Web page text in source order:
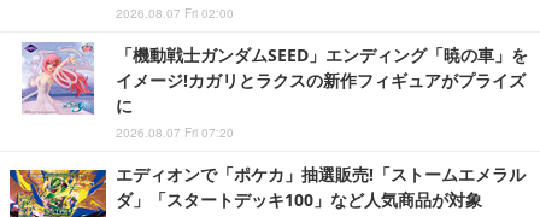
2026.08.07 Fri 02:00
「機動戦士ガンダムSEED」エンディング「暁の車」を
イメージ!カガリとラクスの新作フィギュアがプライズ
に
2026.08.07 Fri 07:20
エディオンで「ポケカ」抽選販売!「ストームエメラル
ダ」「スタートデッキ100」など人気商品が対象